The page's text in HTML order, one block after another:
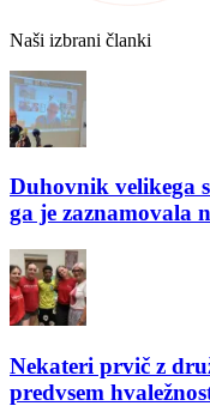
Naši izbrani članki
Duhovnik velikega
ga je zaznamovala
Nekateri prvič z
predvsem